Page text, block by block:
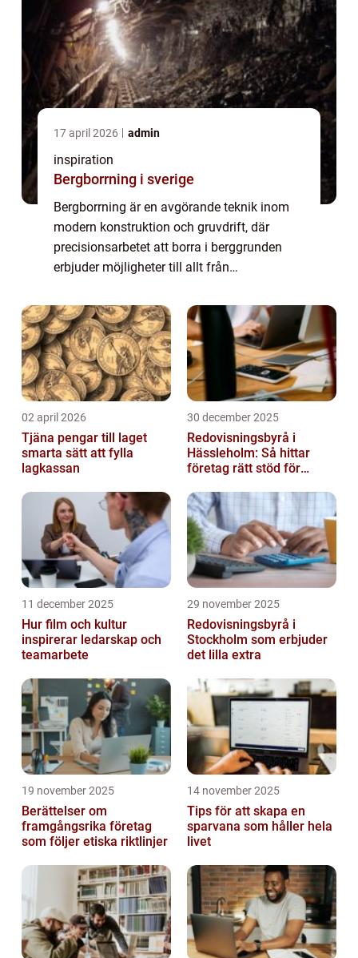
17 april 2026 admin
inspiration
Bergborrning i sverige
Bergborrning är en avgörande teknik inom
modern konstruktion och gruvdrift, där
precisionsarbetet att borra i berggrunden
erbjuder möjligheter till allt från
av naturresurser. Teknikens komplexitet och
de uni...
02 april 2026
Tjäna pengar till laget
smarta sätt att fylla
lagkassan
30 december 2025
Redovisningsbyrå i
Hässleholm: Så hittar
företag rätt stöd för
11 december 2025
Hur film och kultur
inspirerar ledarskap och
teamarbete
29 november 2025
Redovisningsbyrå i
Stockholm som erbjuder
det lilla extra
19 november 2025
Berättelser om
framgångsrika företag
som följer etiska riktlinjer
14 november 2025
Tips för att skapa en
sparvana som håller hela
livet